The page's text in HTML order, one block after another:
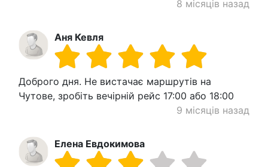
8 місяців назад
Аня Кевля
Доброго дня. Не вистачає маршрутів на
Чутове, зробіть вечірній рейс 17:00 або 18:00
9 місяців назад
Елена Евдокимова